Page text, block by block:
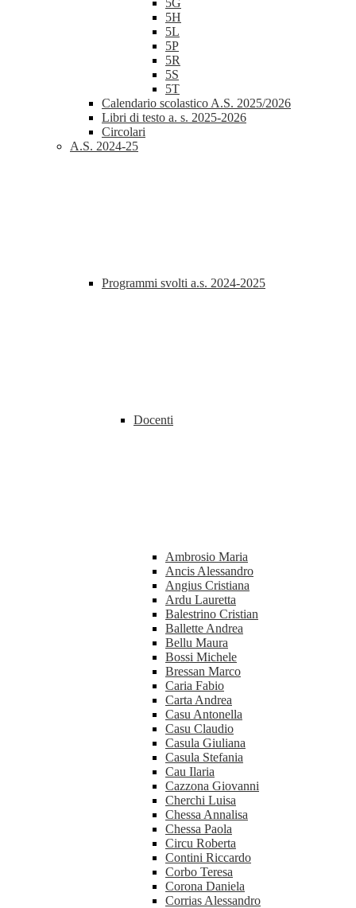
5G
5H
5L
5P
5R
5S
5T
Calendario scolastico A.S. 2025/2026
Libri di testo a. s. 2025-2026
Circolari
A.S. 2024-25
Programmi svolti a.s. 2024-2025
Docenti
Ambrosio Maria
Ancis Alessandro
Angius Cristiana
Ardu Lauretta
Balestrino Cristian
Ballette Andrea
Bellu Maura
Bossi Michele
Bressan Marco
Caria Fabio
Carta Andrea
Casu Antonella
Casu Claudio
Casula Giuliana
Casula Stefania
Cau Ilaria
Cazzona Giovanni
Cherchi Luisa
Chessa Annalisa
Chessa Paola
Circu Roberta
Contini Riccardo
Corbo Teresa
Corona Daniela
Corrias Alessandro